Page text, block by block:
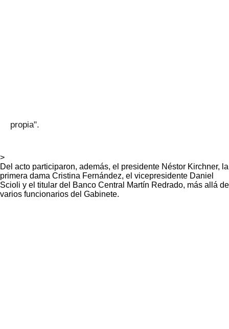
propia".
>
Del acto participaron, además, el presidente Néstor Kirchner, la
primera dama Cristina Fernández, el vicepresidente Daniel
Scioli y el titular del Banco Central Martín Redrado, más allá de
varios funcionarios del Gabinete.